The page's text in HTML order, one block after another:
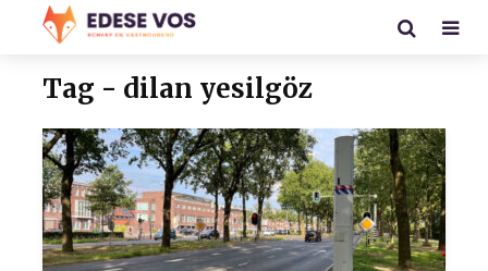
Tag - dilan yesilgöz